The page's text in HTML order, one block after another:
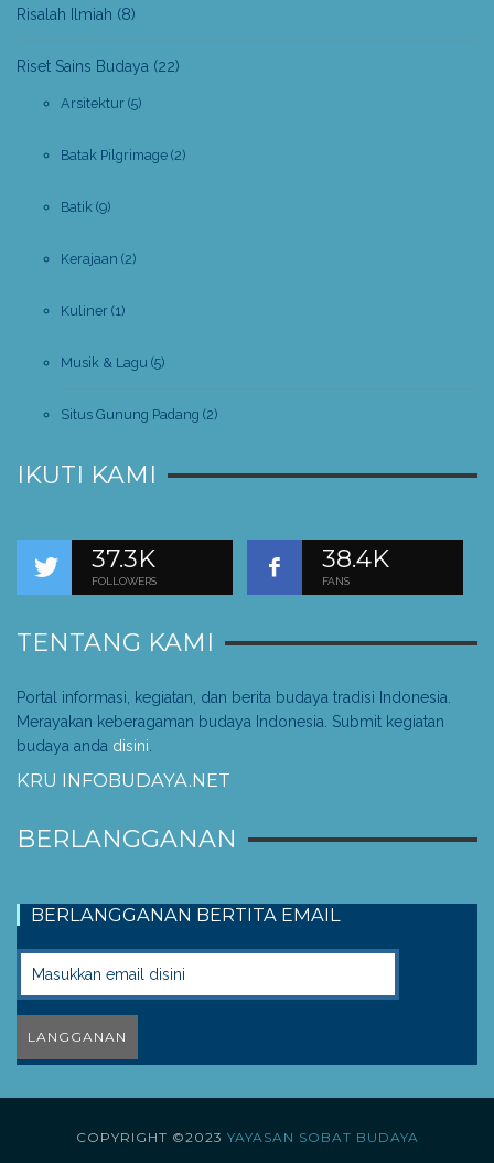
Risalah Ilmiah (8)
Riset Sains Budaya (22)
Arsitektur (5)
Batak Pilgrimage (2)
Batik (9)
Kerajaan (2)
Kuliner (1)
Musik & Lagu (5)
Situs Gunung Padang (2)
IKUTI KAMI
37.3K
FOLLOWERS
38.4K
FANS
TENTANG KAMI
Portal informasi, kegiatan, dan berita budaya tradisi Indonesia.
Merayakan keberagaman budaya Indonesia. Submit kegiatan
budaya anda disini
KRU INFOBUDAYA.NET
BERLANGGANAN
BERLANGGANAN BERTITA EMAIL
COPYRIGHT ©2023 YAYASAN SOBAT BUDAYA